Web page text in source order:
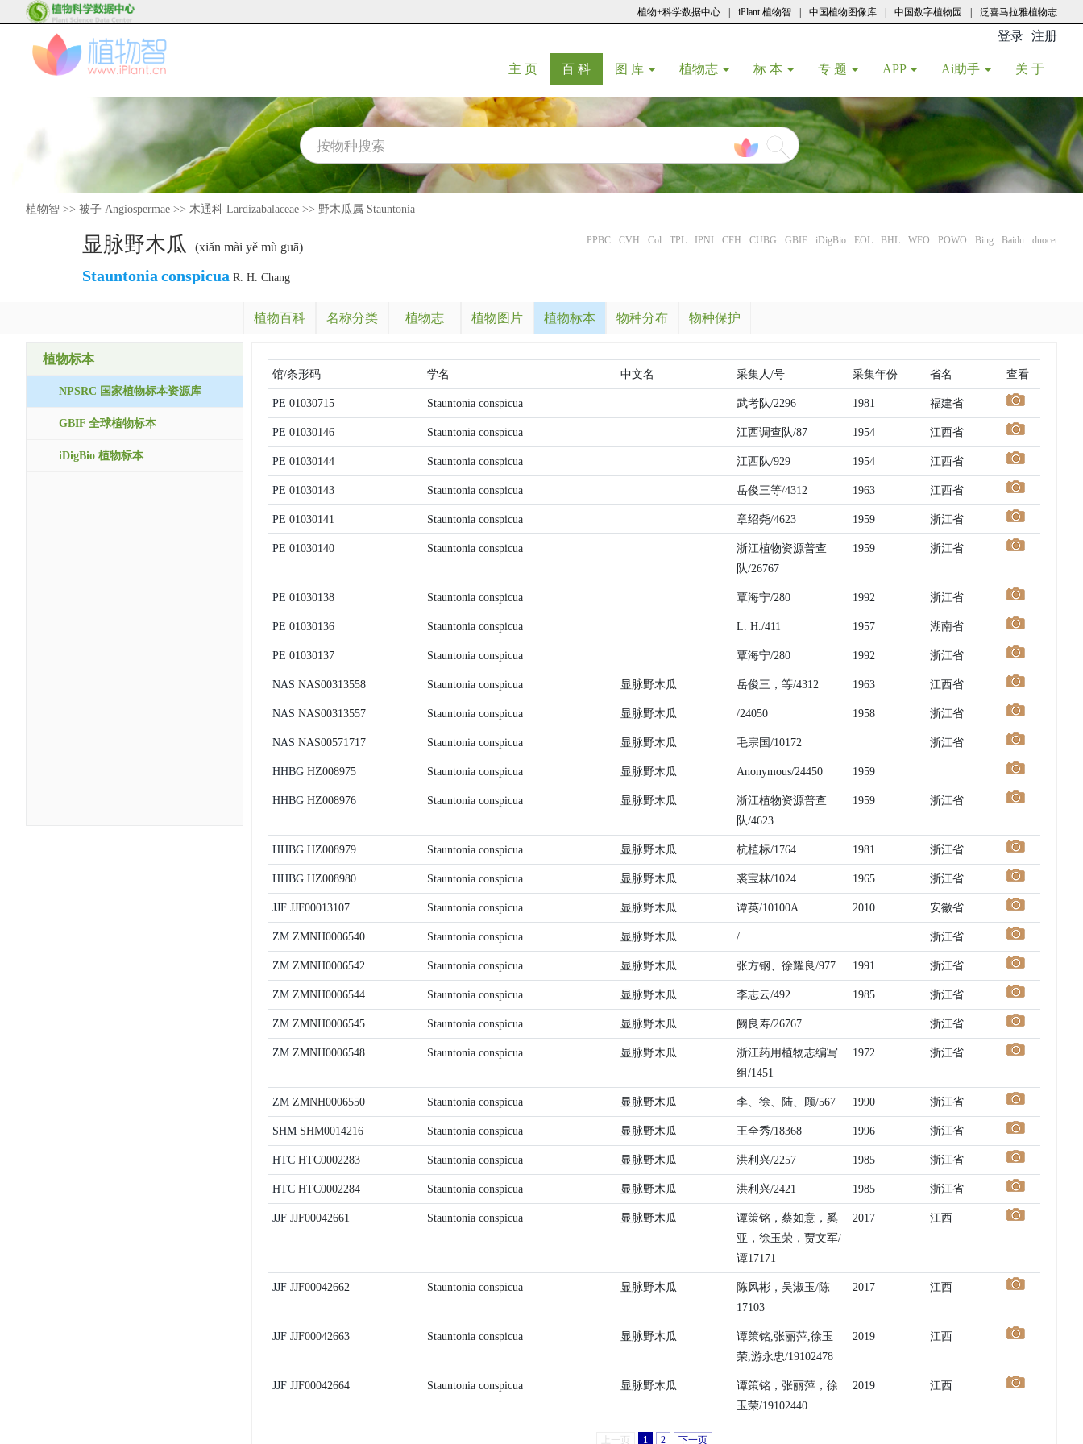
植物+科学数据中心 iPlant 植物智 中国植物图像库 中国数字植物园 泛喜马拉雅植物志
登录 注册
主 页(current)
百 科(current)
图 库 植物志 标 本 专 题 APP Ai助手 关 于
植物智 >> 被子 Angiospermae >> 木通科 Lardizabalaceae >> 野木瓜属 Stauntonia
显脉野木瓜 (xiǎn mài yě mù guā) PPBC CVH Col TPL IPNI CFH CUBG GBIF iDigBio EOL BHL WFO POWO Bing Baidu duocet
Stauntonia conspicua R. H. Chang
植物百科 名称分类 植物志 植物图片 植物标本 物种分布 物种保护
植物标本
NPSRC 国家植物标本资源库
GBIF 全球植物标本
iDigBio 植物标本
馆/条形码 学名 中文名 采集人/号 采集年份 省名 查看
PE 01030715 Stauntonia conspicua 武考队/2296 1981 福建省
PE 01030146 Stauntonia conspicua 江西调查队/87 1954 江西省
PE 01030144 Stauntonia conspicua 江西队/929 1954 江西省
PE 01030143 Stauntonia conspicua 岳俊三等/4312 1963 江西省
PE 01030141 Stauntonia conspicua 章绍尧/4623 1959 浙江省
PE 01030140 Stauntonia conspicua
浙江植物资源普查
队/26767
1959 浙江省
PE 01030138 Stauntonia conspicua 覃海宁/280 1992 浙江省
PE 01030136 Stauntonia conspicua L. H./411 1957 湖南省
PE 01030137 Stauntonia conspicua 覃海宁/280 1992 浙江省
NAS NAS00313558 Stauntonia conspicua 显脉野木瓜 岳俊三，等/4312 1963 江西省
NAS NAS00313557 Stauntonia conspicua 显脉野木瓜 /24050 1958 浙江省
NAS NAS00571717 Stauntonia conspicua 显脉野木瓜 毛宗国/10172 浙江省
HHBG HZ008975 Stauntonia conspicua 显脉野木瓜 Anonymous/24450 1959
HHBG HZ008976 Stauntonia conspicua 显脉野木瓜
浙江植物资源普查
队/4623
1959 浙江省
HHBG HZ008979 Stauntonia conspicua 显脉野木瓜 杭植标/1764 1981 浙江省
HHBG HZ008980 Stauntonia conspicua 显脉野木瓜 裘宝林/1024 1965 浙江省
JJF JJF00013107 Stauntonia conspicua 显脉野木瓜 谭英/10100A 2010 安徽省
ZM ZMNH0006540 Stauntonia conspicua 显脉野木瓜 / 浙江省
ZM ZMNH0006542 Stauntonia conspicua 显脉野木瓜 张方钢、徐耀良/977 1991 浙江省
ZM ZMNH0006544 Stauntonia conspicua 显脉野木瓜 李志云/492 1985 浙江省
ZM ZMNH0006545 Stauntonia conspicua 显脉野木瓜 阙良寿/26767 浙江省
ZM ZMNH0006548 Stauntonia conspicua 显脉野木瓜
浙江药用植物志编写
组/1451
1972 浙江省
ZM ZMNH0006550 Stauntonia conspicua 显脉野木瓜 李、徐、陆、顾/567 1990 浙江省
SHM SHM0014216 Stauntonia conspicua 显脉野木瓜 王全秀/18368 1996 浙江省
HTC HTC0002283 Stauntonia conspicua 显脉野木瓜 洪利兴/2257 1985 浙江省
HTC HTC0002284 Stauntonia conspicua 显脉野木瓜 洪利兴/2421 1985 浙江省
JJF JJF00042661 Stauntonia conspicua 显脉野木瓜
谭策铭，蔡如意，奚
亚，徐玉荣，贾文军/
谭17171
2017 江西
JJF JJF00042662 Stauntonia conspicua 显脉野木瓜
陈风彬，吴淑玉/陈
17103
2017 江西
JJF JJF00042663 Stauntonia conspicua 显脉野木瓜
谭策铭,张丽萍,徐玉
荣,游永忠/19102478
2019 江西
JJF JJF00042664 Stauntonia conspicua 显脉野木瓜
谭策铭，张丽萍，徐
玉荣/19102440
2019 江西
上一页 1 2 下一页